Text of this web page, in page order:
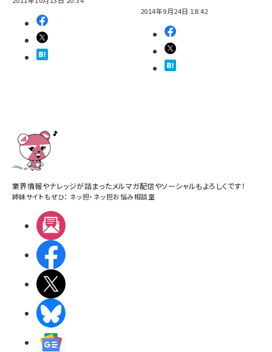
2014年9月24日 18:42
業界情報やナレッジが詰まったメルマガ配信やソーシャルもよろしくです！
姉妹サイトもぜひ： ネッ担・ ネッ担お悩み相談室